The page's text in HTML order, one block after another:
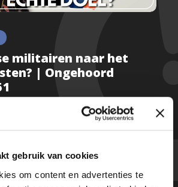
gebruik van cookies
om content en advertenties te
militairen naar het
| Ongehoord
kritisch op de timing van Israëls
zadel wippen.”